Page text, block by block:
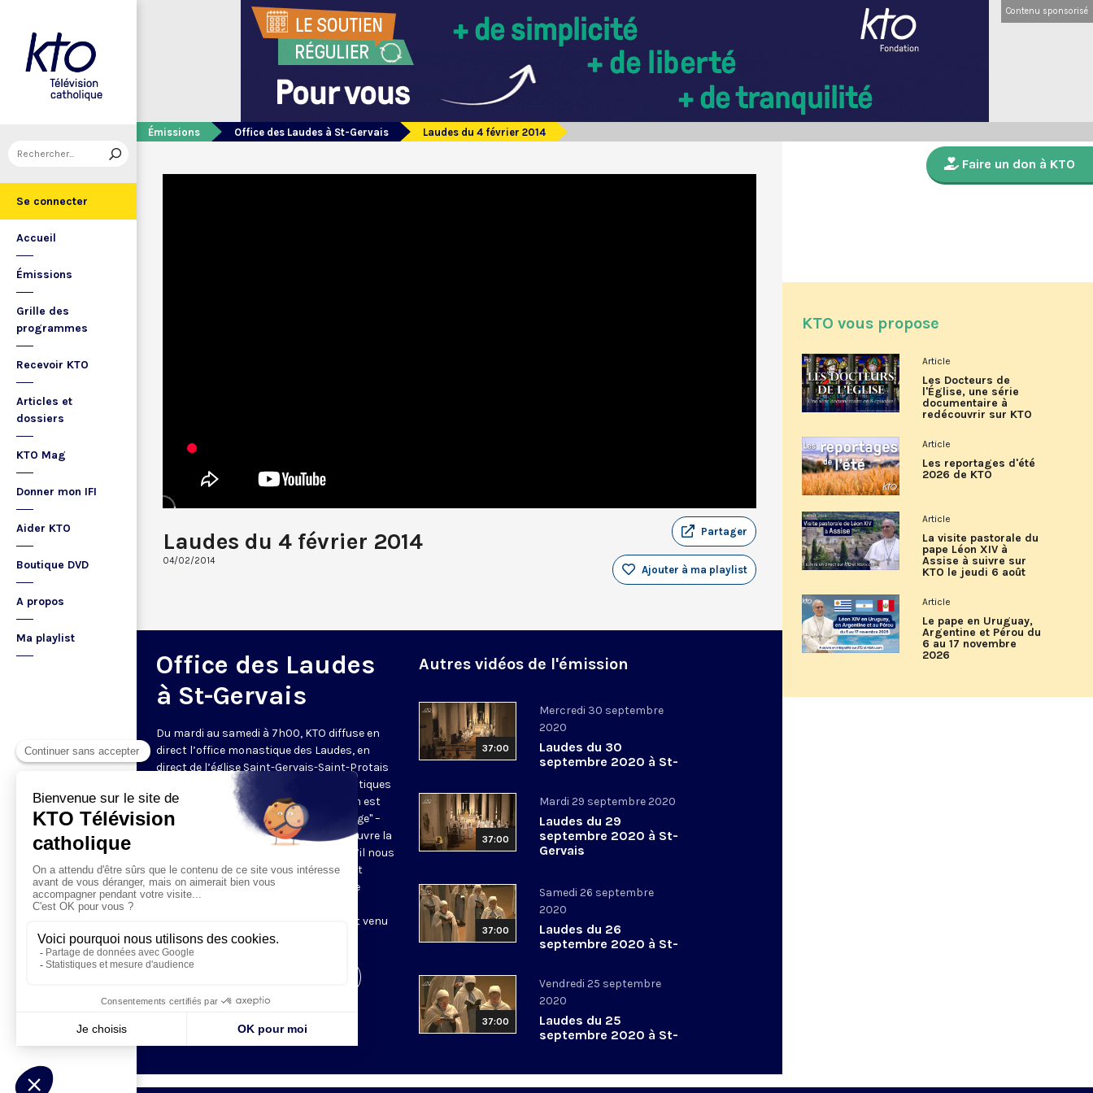
Se connecter
Accueil
Émissions
Grille des
programmes
Recevoir KTO
Articles et
dossiers
KTO Mag
Donner mon IFI
Aider KTO
Boutique DVD
A propos
Ma playlist
Contenu sponsorisé
Émissions Office des Laudes à St-Gervais Laudes du 4 février 2014
Laudes du 4 février 2014
04/02/2014
Partager
Ajouter à ma playlist
Office des Laudes
à St-Gervais
Du mardi au samedi à 7h00, KTO diffuse en
direct l’office monastique des Laudes, en
direct de l’église Saint-Gervais-Saint-Protais
(Paris IVe), avec les Fraternités Monastiques
de Jérusalem. Les Laudes – dont le nom est
dérivé du terme latin qui signifie "louange" –
sont d’abord la prière de louange qui ouvre la
journée pour remercier Dieu du don qu’il nous
fait de ce jour nouveau, et le placer tout
entier sous son regard. Mais son heure
Résurrection du Seigneur, "soleil levant venu
nous visiter" (Lc 1,28).
Autres vidéos de l'émission
37:00
Mercredi 30 septembre
2020
Laudes du 30
septembre 2020 à St-
37:00
Mardi 29 septembre 2020
Laudes du 29
septembre 2020 à St-
Gervais
37:00
Samedi 26 septembre
2020
Laudes du 26
septembre 2020 à St-
37:00
Vendredi 25 septembre
2020
Laudes du 25
septembre 2020 à St-
Faire un don à KTO
KTO vous propose
Article
Les Docteurs de
l'Église, une série
documentaire à
redécouvrir sur KTO
Article
Les reportages d'été
2026 de KTO
Article
La visite pastorale du
pape Léon XIV à
Assise à suivre sur
KTO le jeudi 6 août
Article
Le pape en Uruguay,
Argentine et Pérou du
6 au 17 novembre
2026